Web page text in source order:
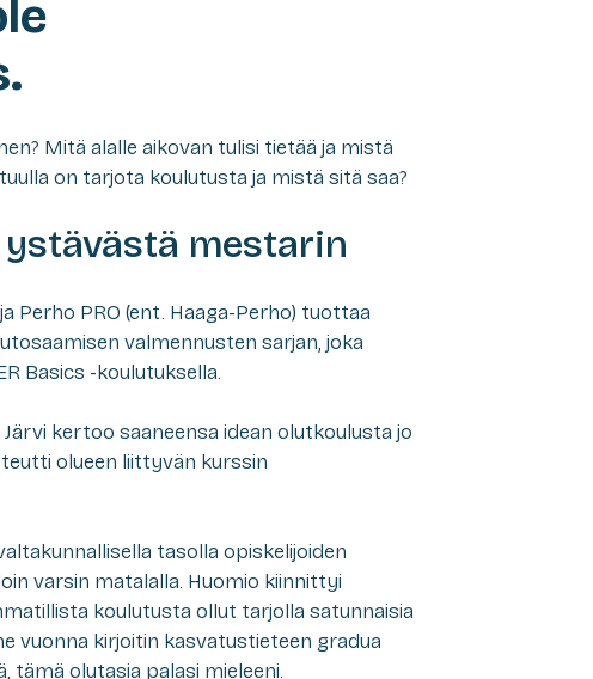
Mitä alalle aikovan tulisi tietää ja mistä
on tarjota koulutusta ja mistä sitä saa?
mestarin
Perho PRO (ent. Haaga-Perho) tuottaa
valmennusten sarjan, joka
Basics -koulutuksella.
kertoo saaneensa idean olutkoulusta jo
olueen liittyvän kurssin
tasolla opiskelijoiden
varsin matalalla. Huomio kiinnittyi
koulutusta ollut tarjolla satunnaisia
vuonna kirjoitin kasvatustieteen gradua
olutasia palasi mieleeni.